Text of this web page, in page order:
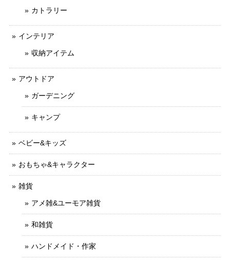
カトラリー
インテリア
収納アイテム
アウトドア
ガーデニング
キャンプ
ベビー&キッズ
おもちゃ&キャラクター
雑貨
アメ雑&ユーモア雑貨
和雑貨
ハンドメイド・作家